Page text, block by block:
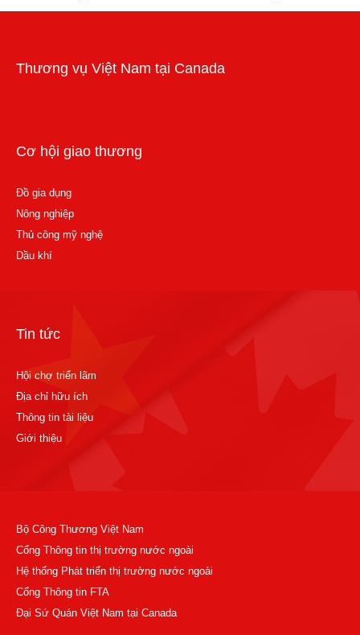
Thương vụ Việt Nam tại Canada
Cơ hội giao thương
Đồ gia dụng
Nông nghiệp
Thủ công mỹ nghệ
Dầu khí
Tin tức
Hội chợ triển lãm
Địa chỉ hữu ích
Thông tin tài liệu
Giới thiệu
Bộ Công Thương Việt Nam
Cổng Thông tin thị trường nước ngoài
Hệ thống Phát triển thị trường nước ngoài
Cổng Thông tin FTA
Đại Sứ Quán Việt Nam tại Canada